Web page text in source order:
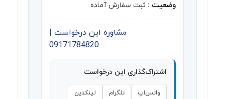
وضعیت : ثبت سفارش آماده
مشاوره این درخواست |
09171784820
اشتراک‌گذاری این درخواست
واتس‌اپ تلگرام لینکدین